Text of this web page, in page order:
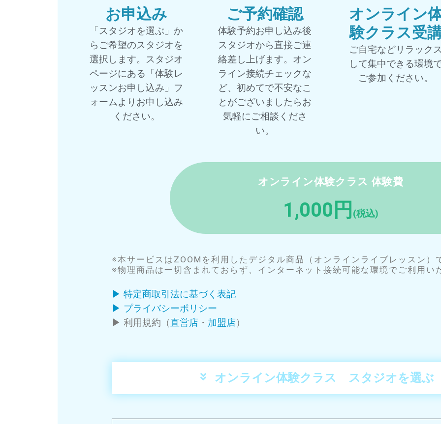
お申込み
「スタジオを選ぶ」か
らご希望のスタジオを
選択します。スタジオ
ページにある「体験レ
ッスンお申し込み」フ
ォームよりお申し込み
ください。
ご予約確認
体験予約お申し込み後
スタジオから直接ご連
絡差し上げます。オン
ライン接続チェックな
ど、初めてで不安なこ
とがございましたらお
気軽にご相談くださ
い。
オンライン
験クラス受
ご自宅などリラック
して集中できる環境
ご参加ください。
オンライン体験クラス 体験費
1,000円 (税込)
※本サービスはZOOMを利用したデジタル商品（オンラインライブレッスン）
※物理商品は一切含まれておらず、インターネット接続可能な環境でご利用い
▶ 特定商取引法に基づく表記
▶ プライバシーポリシー
▶ 利用規約（直営店 ・ 加盟店）
オンライン体験クラス スタジオを選ぶ